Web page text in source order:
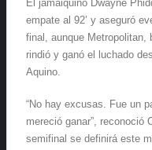
El jamaiquino Dwayne
empate al 92’ y aseguró
final, aunque
rindió y ganó el luchado
Aquino.
“No hay excusas. Fue un
mereció ganar”, reconoció
semifinal se definirá este